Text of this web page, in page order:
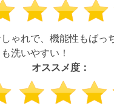
ゃれで、機能性もばっ
洗いやすい！
オススメ度：